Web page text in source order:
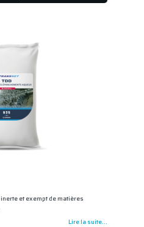
et exempt de matières
Lire la suite...